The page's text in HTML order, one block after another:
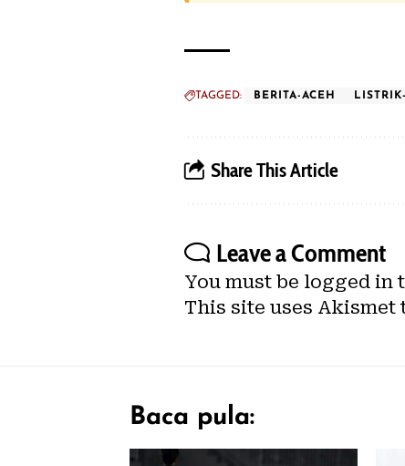
TAGGED: BERITA-ACEH
Share This Article
Leave a Comment
You must be logged in
This site uses Akismet
Baca pula: